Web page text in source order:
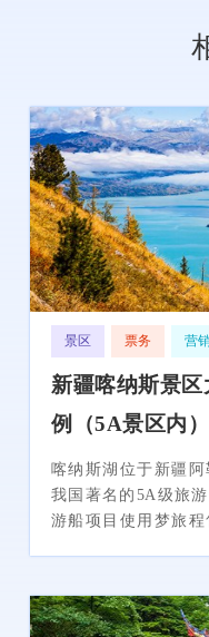
景区 票务 营
新疆喀纳斯景
例（5A景区内）
喀纳斯湖位于新疆
我国著名的5A级旅
游船项目使用梦旅程